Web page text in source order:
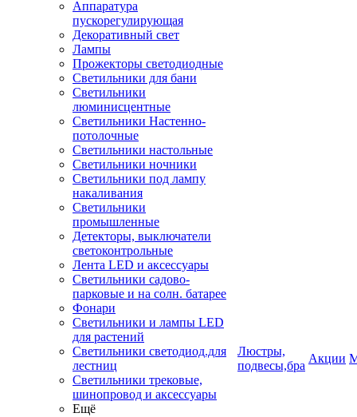
Аппаратура
пускорегулирующая
Декоративный свет
Лампы
Прожекторы светодиодные
Светильники для бани
Светильники
люминисцентные
Светильники Настенно-
потолочные
Светильники настольные
Светильники ночники
Светильники под лампу
накаливания
Светильники
промышленные
Детекторы, выключатели
светоконтрольные
Лента LED и аксессуары
Светильники садово-
парковые и на солн. батарее
Фонари
Светильники и лампы LED
для растений
Светильники светодиод.для
лестниц
Светильники трековые,
шинопровод и аксессуары
Ещё
Люстры,
подвесы,бра
Акции